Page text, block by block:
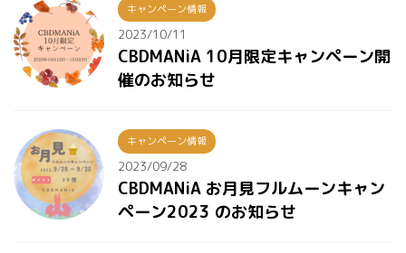
キャンペーン情報
2023/10/11
CBDMANiA 10月限定キャンペーン開
催のお知らせ
キャンペーン情報
2023/09/28
CBDMANiA お月見フルムーンキャン
ペーン2023 のお知らせ